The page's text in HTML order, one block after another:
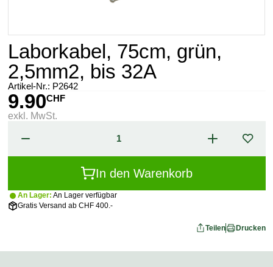
Laborkabel, 75cm, grün,
2,5mm2, bis 32A
Artikel-Nr.: P2642
9.90CHF
exkl. MwSt.
In den Warenkorb
An Lager: An Lager verfügbar
Gratis Versand ab CHF 400.-
Teilen Drucken